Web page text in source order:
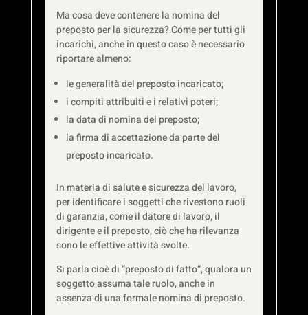
Ma cosa deve contenere la nomina del
preposto per la sicurezza? Come per tutti gli
incarichi, anche in questo caso è necessario
riportare almeno:
le generalità del preposto incaricato;
i compiti attribuiti e i relativi poteri;
la data di nomina del preposto;
la firma di accettazione da parte del
preposto incaricato.
In materia di salute e sicurezza del lavoro,
per identificare i soggetti che rivestono ruoli
di garanzia, come il datore di lavoro, il
dirigente e il preposto, ciò che ha rilevanza
sono le effettive attività svolte.
Si parla cioè di “preposto di fatto”, qualora un
soggetto assuma tale ruolo, anche in
assenza di una formale nomina di preposto.